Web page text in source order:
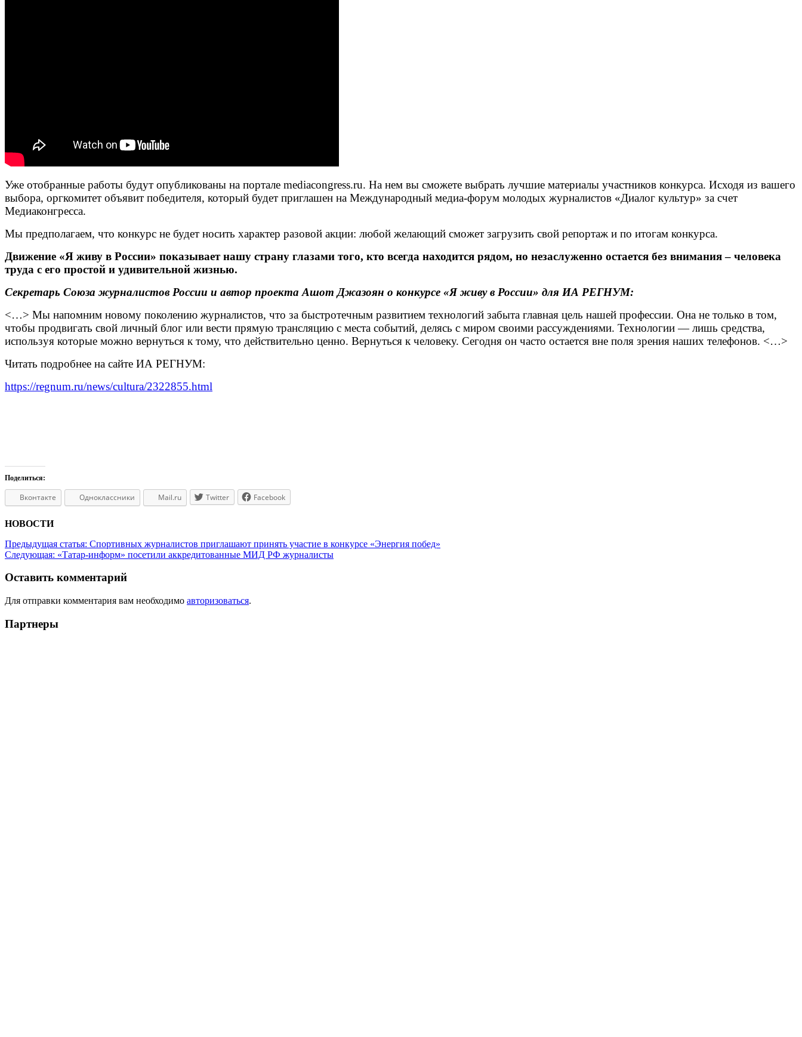
Уже отобранные работы будут опубликованы на портале mediacongress.ru. На нем вы сможете выбрать лучшие материалы участников конкурса. Исходя из вашего
выбора, оргкомитет объявит победителя, который будет приглашен на Международный медиа-форум молодых журналистов «Диалог культур» за счет
Медиаконгресса.
Мы предполагаем, что конкурс не будет носить характер разовой акции: любой желающий сможет загрузить свой репортаж и по итогам конкурса.
Движение «Я живу в России» показывает нашу страну глазами того, кто всегда находится рядом, но незаслуженно остается без внимания – человека
труда с его простой и удивительной жизнью.
Секретарь Союза журналистов России и автор проекта Ашот Джазоян о конкурсе «Я живу в России» для ИА РЕГНУМ:
<…> Мы напомним новому поколению журналистов, что за быстротечным развитием технологий забыта главная цель нашей профессии. Она не только в том,
чтобы продвигать свой личный блог или вести прямую трансляцию с места событий, делясь с миром своими рассуждениями. Технологии — лишь средства,
используя которые можно вернуться к тому, что действительно ценно. Вернуться к человеку. Сегодня он часто остается вне поля зрения наших телефонов. <…>
Читать подробнее на сайте ИА РЕГНУМ:
https://regnum.ru/news/cultura/2322855.html
Поделиться:
Вконтакте Одноклассники Mail.ru Twitter Facebook
НОВОСТИ
Предыдущая статья: Спортивных журналистов приглашают принять участие в конкурсе «Энергия побед»
Следующая: «Татар-информ» посетили аккредитованные МИД РФ журналисты
Оставить комментарий
Для отправки комментария вам необходимо авторизоваться.
Партнеры